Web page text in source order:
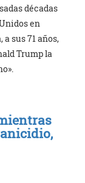
décadas
en
sus 71 años,
Trump la